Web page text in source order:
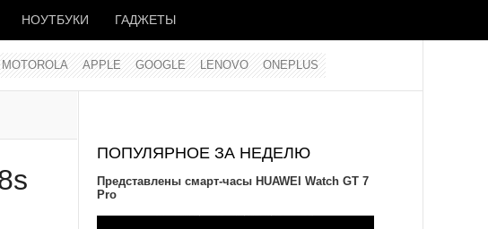
НОУТБУКИ ГАДЖЕТЫ
MOTOROLA APPLE GOOGLE LENOVO ONEPLUS
ПОПУЛЯРНОЕ ЗА НЕДЕЛЮ
Представлены смарт-часы HUAWEI Watch GT 7
Pro